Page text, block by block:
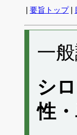
要旨トップ|
一
シ
性